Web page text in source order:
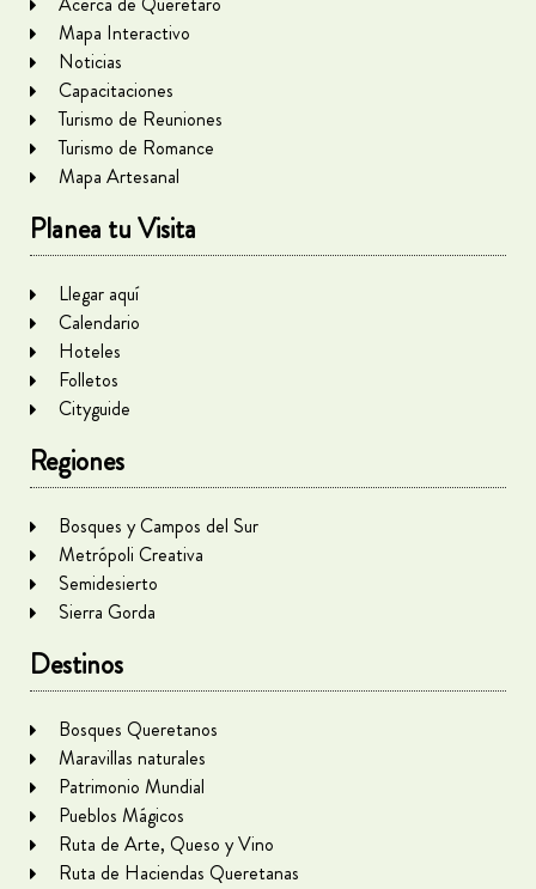
Mapa Interactivo
Noticias
Capacitaciones
Turismo de Reuniones
Turismo de Romance
Mapa Artesanal
Planea tu Visita
Llegar aquí
Calendario
Hoteles
Folletos
Cityguide
Regiones
Bosques y Campos del Sur
Metrópoli Creativa
Semidesierto
Sierra Gorda
Destinos
Bosques Queretanos
Maravillas naturales
Patrimonio Mundial
Pueblos Mágicos
Ruta de Arte, Queso y Vino
Ruta de Haciendas Queretanas